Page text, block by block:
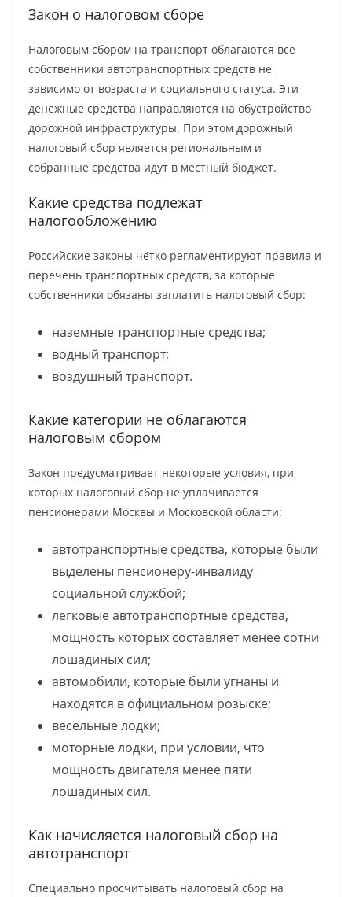
Закон о налоговом сборе
Налоговым сбором на транспорт облагаются все
собственники автотранспортных средств не
зависимо от возраста и социального статуса. Эти
денежные средства направляются на обустройство
дорожной инфраструктуры. При этом дорожный
налоговый сбор является региональным и
собранные средства идут в местный бюджет.
Какие средства подлежат
налогообложению
Российские законы чётко регламентируют правила и
перечень транспортных средств, за которые
собственники обязаны заплатить налоговый сбор:
наземные транспортные средства;
водный транспорт;
воздушный транспорт.
Какие категории не облагаются
налоговым сбором
Закон предусматривает некоторые условия, при
которых налоговый сбор не уплачивается
пенсионерами Москвы и Московской области:
автотранспортные средства, которые были
выделены пенсионеру-инвалиду
социальной службой;
легковые автотранспортные средства,
мощность которых составляет менее сотни
лошадиных сил;
автомобили, которые были угнаны и
находятся в официальном розыске;
весельные лодки;
моторные лодки, при условии, что
мощность двигателя менее пяти
лошадиных сил.
Как начисляется налоговый сбор на
автотранспорт
Специально просчитывать налоговый сбор на